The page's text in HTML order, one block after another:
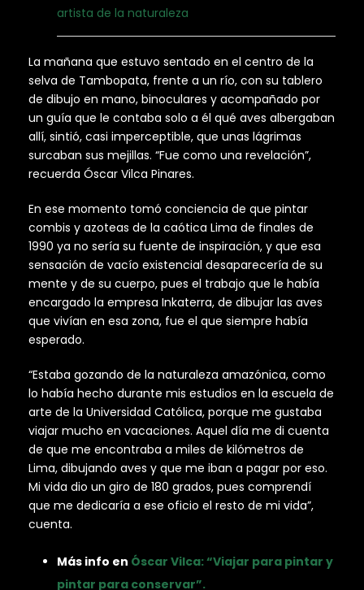
artista de la naturaleza
La mañana que estuvo sentado en el centro de la
selva de Tambopata, frente a un río, con su tablero
de dibujo en mano, binoculares y acompañado por
un guía que le contaba solo a él qué aves albergaban
allí, sintió, casi imperceptible, que unas lágrimas
surcaban sus mejillas. “Fue como una revelación”,
recuerda Óscar Vilca Pinares.
En ese momento tomó conciencia de que pintar
combis y azoteas de la caótica Lima de finales de
1990 ya no sería su fuente de inspiración, y que esa
sensación de vacío existencial desaparecería de su
mente y de su cuerpo, pues el trabajo que le había
encargado la empresa Inkaterra, de dibujar las aves
que vivían en esa zona, fue el que siempre había
esperado.
“Estaba gozando de la naturaleza amazónica, como
lo había hecho durante mis estudios en la escuela de
arte de la Universidad Católica, porque me gustaba
viajar mucho en vacaciones. Aquel día me di cuenta
de que me encontraba a miles de kilómetros de
Lima, dibujando aves y que me iban a pagar por eso.
Mi vida dio un giro de 180 grados, pues comprendí
que me dedicaría a ese oficio el resto de mi vida”,
cuenta.
Más info en Óscar Vilca: “Viajar para pintar y
pintar para conservar”.